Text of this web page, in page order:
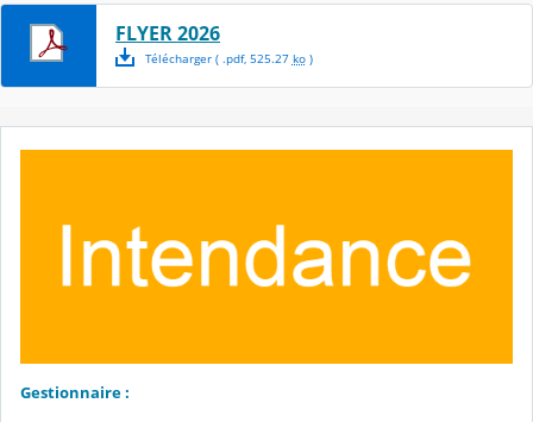
FLYER 2026
Télécharger( .pdf, 525.27 ko)
Gestionnaire :